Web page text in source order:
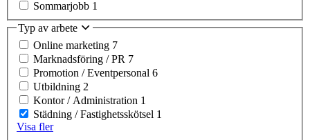
Sommarjobb 1
Typ av arbete
Online marketing 7
Marknadsföring / PR 7
Promotion / Eventpersonal 6
Utbildning 2
Kontor / Administration 1
Städning / Fastighetsskötsel 1
Visa fler